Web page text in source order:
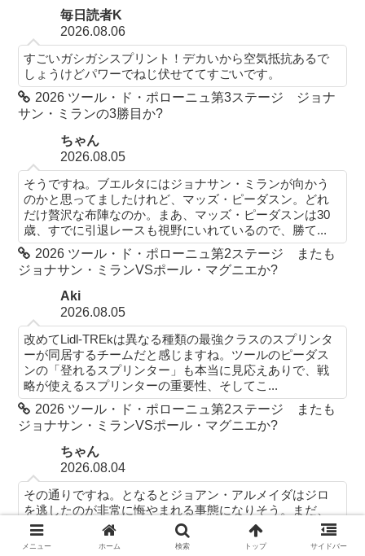
毎日読者K
2026.08.06
すごいガシガシスプリント！デカいから空気抵抗あるで
しょうけどパワーでねじ伏せててすごいです。
2026 ツール・ド・ポローニュ第3ステージ ジョナ
サン・ミランの3勝目か?
ちゃん
2026.08.05
そうですね。ブエルタにはジョナサン・ミランが向かう
のかと思ってましたけれど、マッズ・ピーダスン。どれ
だけ贅沢な布陣なのか。まあ、マッズ・ピーダスンは30
歳、すでに引退レースも視野にいれているので、勝て...
2026 ツール・ド・ポローニュ第2ステージ またも
ジョナサン・ミランVSポール・マグニエか?
Aki
2026.08.05
改めてLidl-TREkは異なる種類の最強クラスのスプリンタ
ーが同居するチームだと感じますね。ツールのピーダス
ンの「登れるスプリンター」も本当に見応えありで、戦
略が使えるスプリンターの重要性、そしてこ...
2026 ツール・ド・ポローニュ第2ステージ またも
ジョナサン・ミランVSポール・マグニエか?
ちゃん
2026.08.04
その通りですね。となるとジョアン・アルメイダはジロ
を逃したのが非常に悔やまれる事態になりそう。まだ、
コンデション的にも万全であるかは、ツール・ド・ポロ
ーニュを見てからではないとわからないですね。
メニュー ホーム 検索 トップ サイドバー